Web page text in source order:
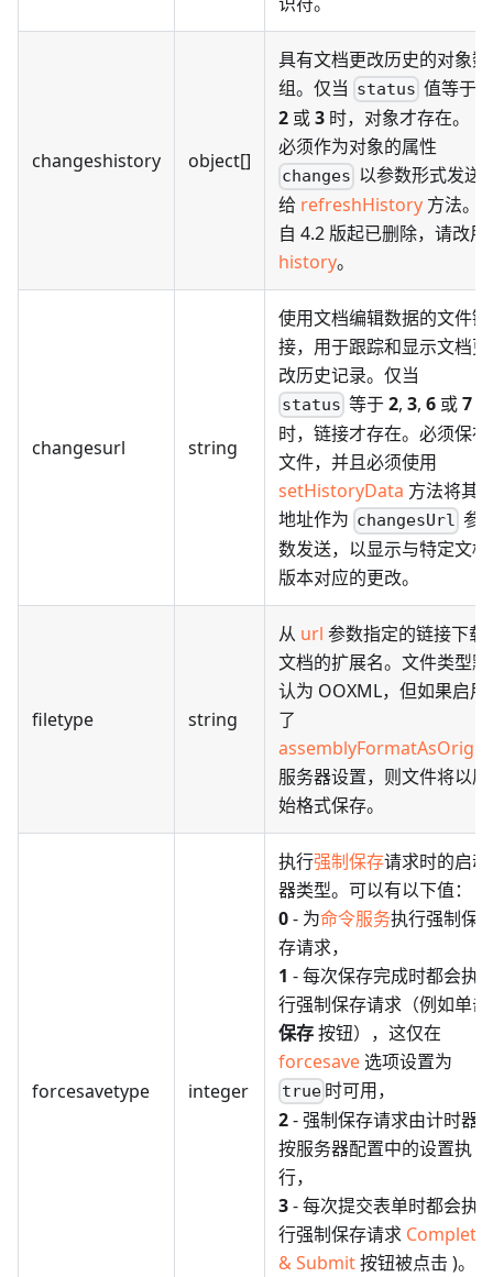
changeshistory object[]
具有文档更改历史的对象数
组。仅当 status 值等于
2 或3 时，对象才存在。
必须作为对象的属性
changes 以参数形式发送
给 refreshHistory 方法。
自 4.2 版起已删除，请改用
history。
changesurl string
使用文档编辑数据的文件链
接，用于跟踪和显示文档更
改历史记录。仅当
status 等于2,3,6 或7
时，链接才存在。必须保存
文件，并且必须使用
setHistoryData 方法将其
地址作为 changesUrl 参
数发送，以显示与特定文档
版本对应的更改。
filetype string
从 url 参数指定的链接下载
文档的扩展名。文件类型默
认为 OOXML，但如果启用
了
assemblyFormatAsOrigin
服务器设置，则文件将以原
始格式保存。
forcesavetype integer
执行强制保存请求时的启动
器类型。可以有以下值：
0- 为命令服务执行强制保
存请求，
1 - 每次保存完成时都会执
行强制保存请求（例如单击
保存按钮），这仅在
forcesave选项设置为
true 时可用，
2- 强制保存请求由计时器
按服务器配置中的设置执
行，
3- 每次提交表单时都会执
行强制保存请求 Complete
& Submit按钮被点击 )。